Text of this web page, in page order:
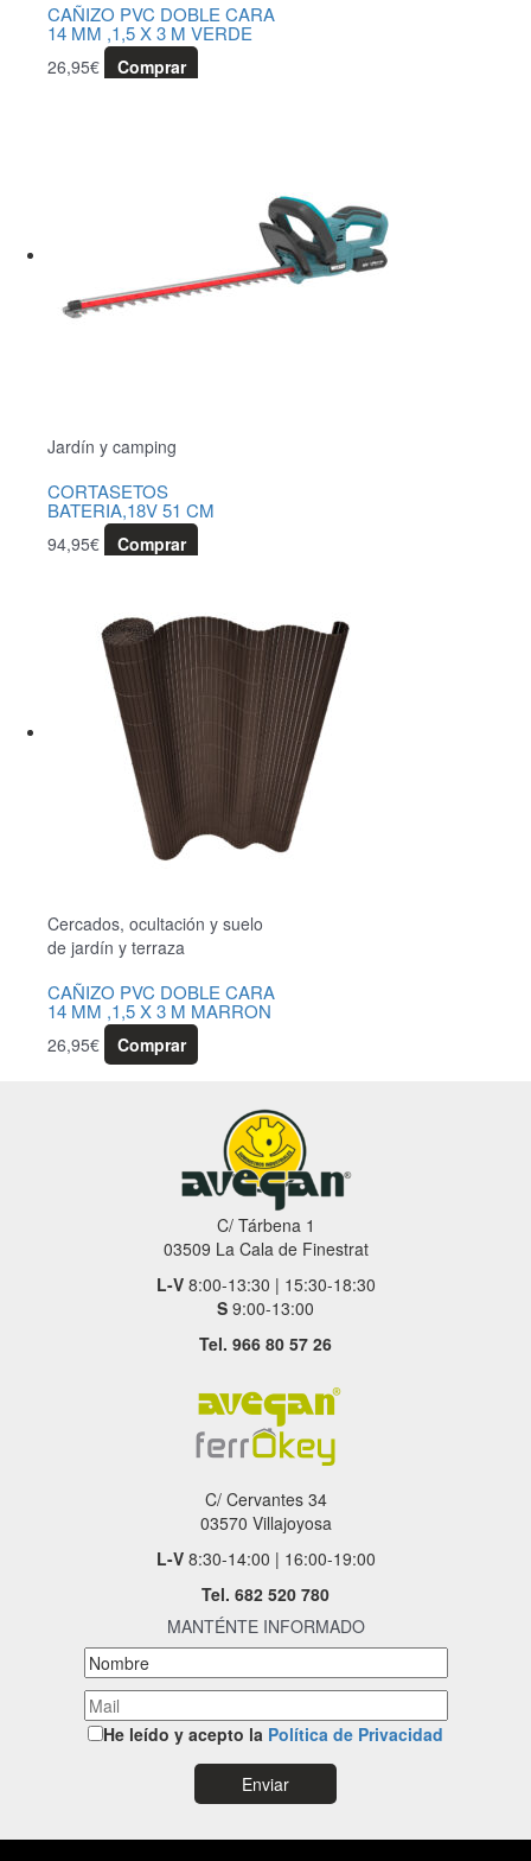
CAÑIZO PVC DOBLE CARA
14 MM ,1,5 X 3 M VERDE
26,95€ Comprar
Jardín y camping
CORTASETOS
BATERIA,18V 51 CM
94,95€ Comprar
Cercados, ocultación y suelo
de jardín y terraza
CAÑIZO PVC DOBLE CARA
14 MM ,1,5 X 3 M MARRON
26,95€ Comprar
C/ Tárbena 1
03509 La Cala de Finestrat
L-V8:00-13:30 | 15:30-18:30
S 9:00-13:00
Tel. 966 80 57 26
C/ Cervantes 34
03570 Villajoyosa
L-V8:30-14:00 | 16:00-19:00
Tel. 682 520 780
MANTÉNTE INFORMADO
He leído y acepto la Política de Privacidad